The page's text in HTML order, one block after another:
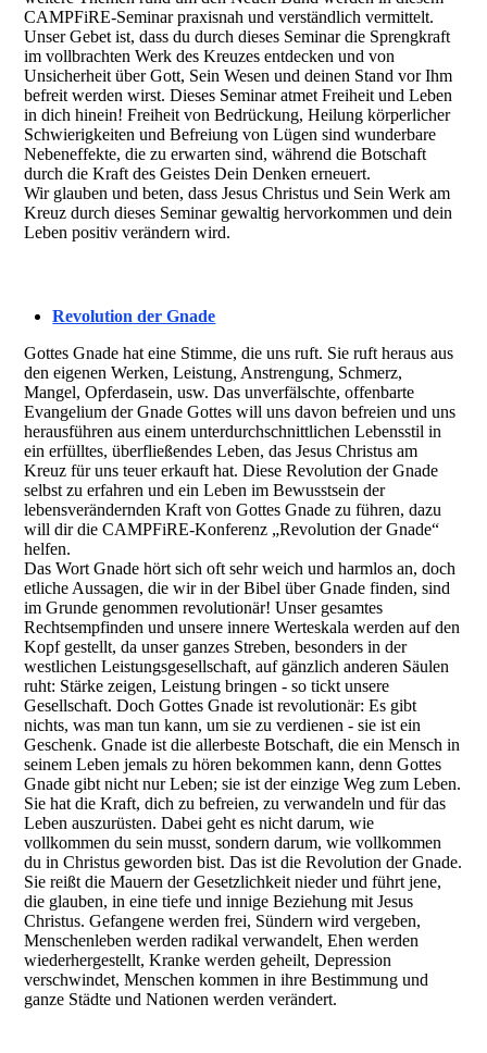
CAMPFiRE-Seminar praxisnah und verständlich vermittelt.
Unser Gebet ist, dass du durch dieses Seminar die Sprengkraft
im vollbrachten Werk des Kreuzes entdecken und von
Unsicherheit über Gott, Sein Wesen und deinen Stand vor Ihm
befreit werden wirst. Dieses Seminar atmet Freiheit und Leben
in dich hinein! Freiheit von Bedrückung, Heilung körperlicher
Schwierigkeiten und Befreiung von Lügen sind wunderbare
Nebeneffekte, die zu erwarten sind, während die Botschaft
durch die Kraft des Geistes Dein Denken erneuert.
Wir glauben und beten, dass Jesus Christus und Sein Werk am
Kreuz durch dieses Seminar gewaltig hervorkommen und dein
Leben positiv verändern wird.
Revolution der Gnade
Gottes Gnade hat eine Stimme, die uns ruft. Sie ruft heraus aus
den eigenen Werken, Leistung, Anstrengung, Schmerz,
Mangel, Opferdasein, usw. Das unverfälschte, offenbarte
Evangelium der Gnade Gottes will uns davon befreien und uns
herausführen aus einem unterdurchschnittlichen Lebensstil in
ein erfülltes, überfließendes Leben, das Jesus Christus am
Kreuz für uns teuer erkauft hat. Diese Revolution der Gnade
selbst zu erfahren und ein Leben im Bewusstsein der
lebensverändernden Kraft von Gottes Gnade zu führen, dazu
will dir die CAMPFiRE-Konferenz „Revolution der Gnade“
helfen.
Das Wort Gnade hört sich oft sehr weich und harmlos an, doch
etliche Aussagen, die wir in der Bibel über Gnade finden, sind
im Grunde genommen revolutionär! Unser gesamtes
Rechtsempfinden und unsere innere Werteskala werden auf den
Kopf gestellt, da unser ganzes Streben, besonders in der
westlichen Leistungsgesellschaft, auf gänzlich anderen Säulen
ruht: Stärke zeigen, Leistung bringen - so tickt unsere
Gesellschaft. Doch Gottes Gnade ist revolutionär: Es gibt
nichts, was man tun kann, um sie zu verdienen - sie ist ein
Geschenk. Gnade ist die allerbeste Botschaft, die ein Mensch in
seinem Leben jemals zu hören bekommen kann, denn Gottes
Gnade gibt nicht nur Leben; sie ist der einzige Weg zum Leben.
Sie hat die Kraft, dich zu befreien, zu verwandeln und für das
Leben auszurüsten. Dabei geht es nicht darum, wie
vollkommen du sein musst, sondern darum, wie vollkommen
du in Christus geworden bist. Das ist die Revolution der Gnade.
Sie reißt die Mauern der Gesetzlichkeit nieder und führt jene,
die glauben, in eine tiefe und innige Beziehung mit Jesus
Christus. Gefangene werden frei, Sündern wird vergeben,
Menschenleben werden radikal verwandelt, Ehen werden
wiederhergestellt, Kranke werden geheilt, Depression
verschwindet, Menschen kommen in ihre Bestimmung und
ganze Städte und Nationen werden verändert.